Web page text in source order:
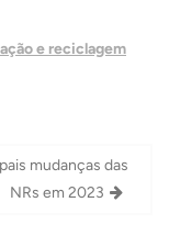
e reciclagem
mudanças das
NRs em 2023